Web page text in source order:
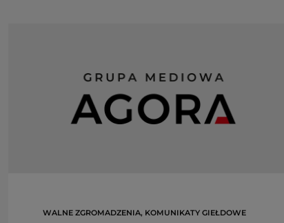
WALNE ZGROMADZENIA, KOMUNIKATY GIEŁDOWE